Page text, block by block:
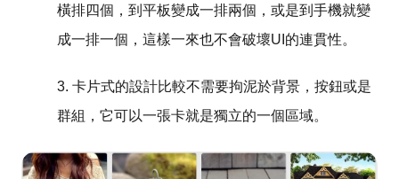
橫排四個，到平板變成一排兩個，或是到手機就變
成一排一個，這樣一來也不會破壞UI的連貫性。
3. 卡片式的設計比較不需要拘泥於背景，按鈕或是
群組，它可以一張卡就是獨立的一個區域。